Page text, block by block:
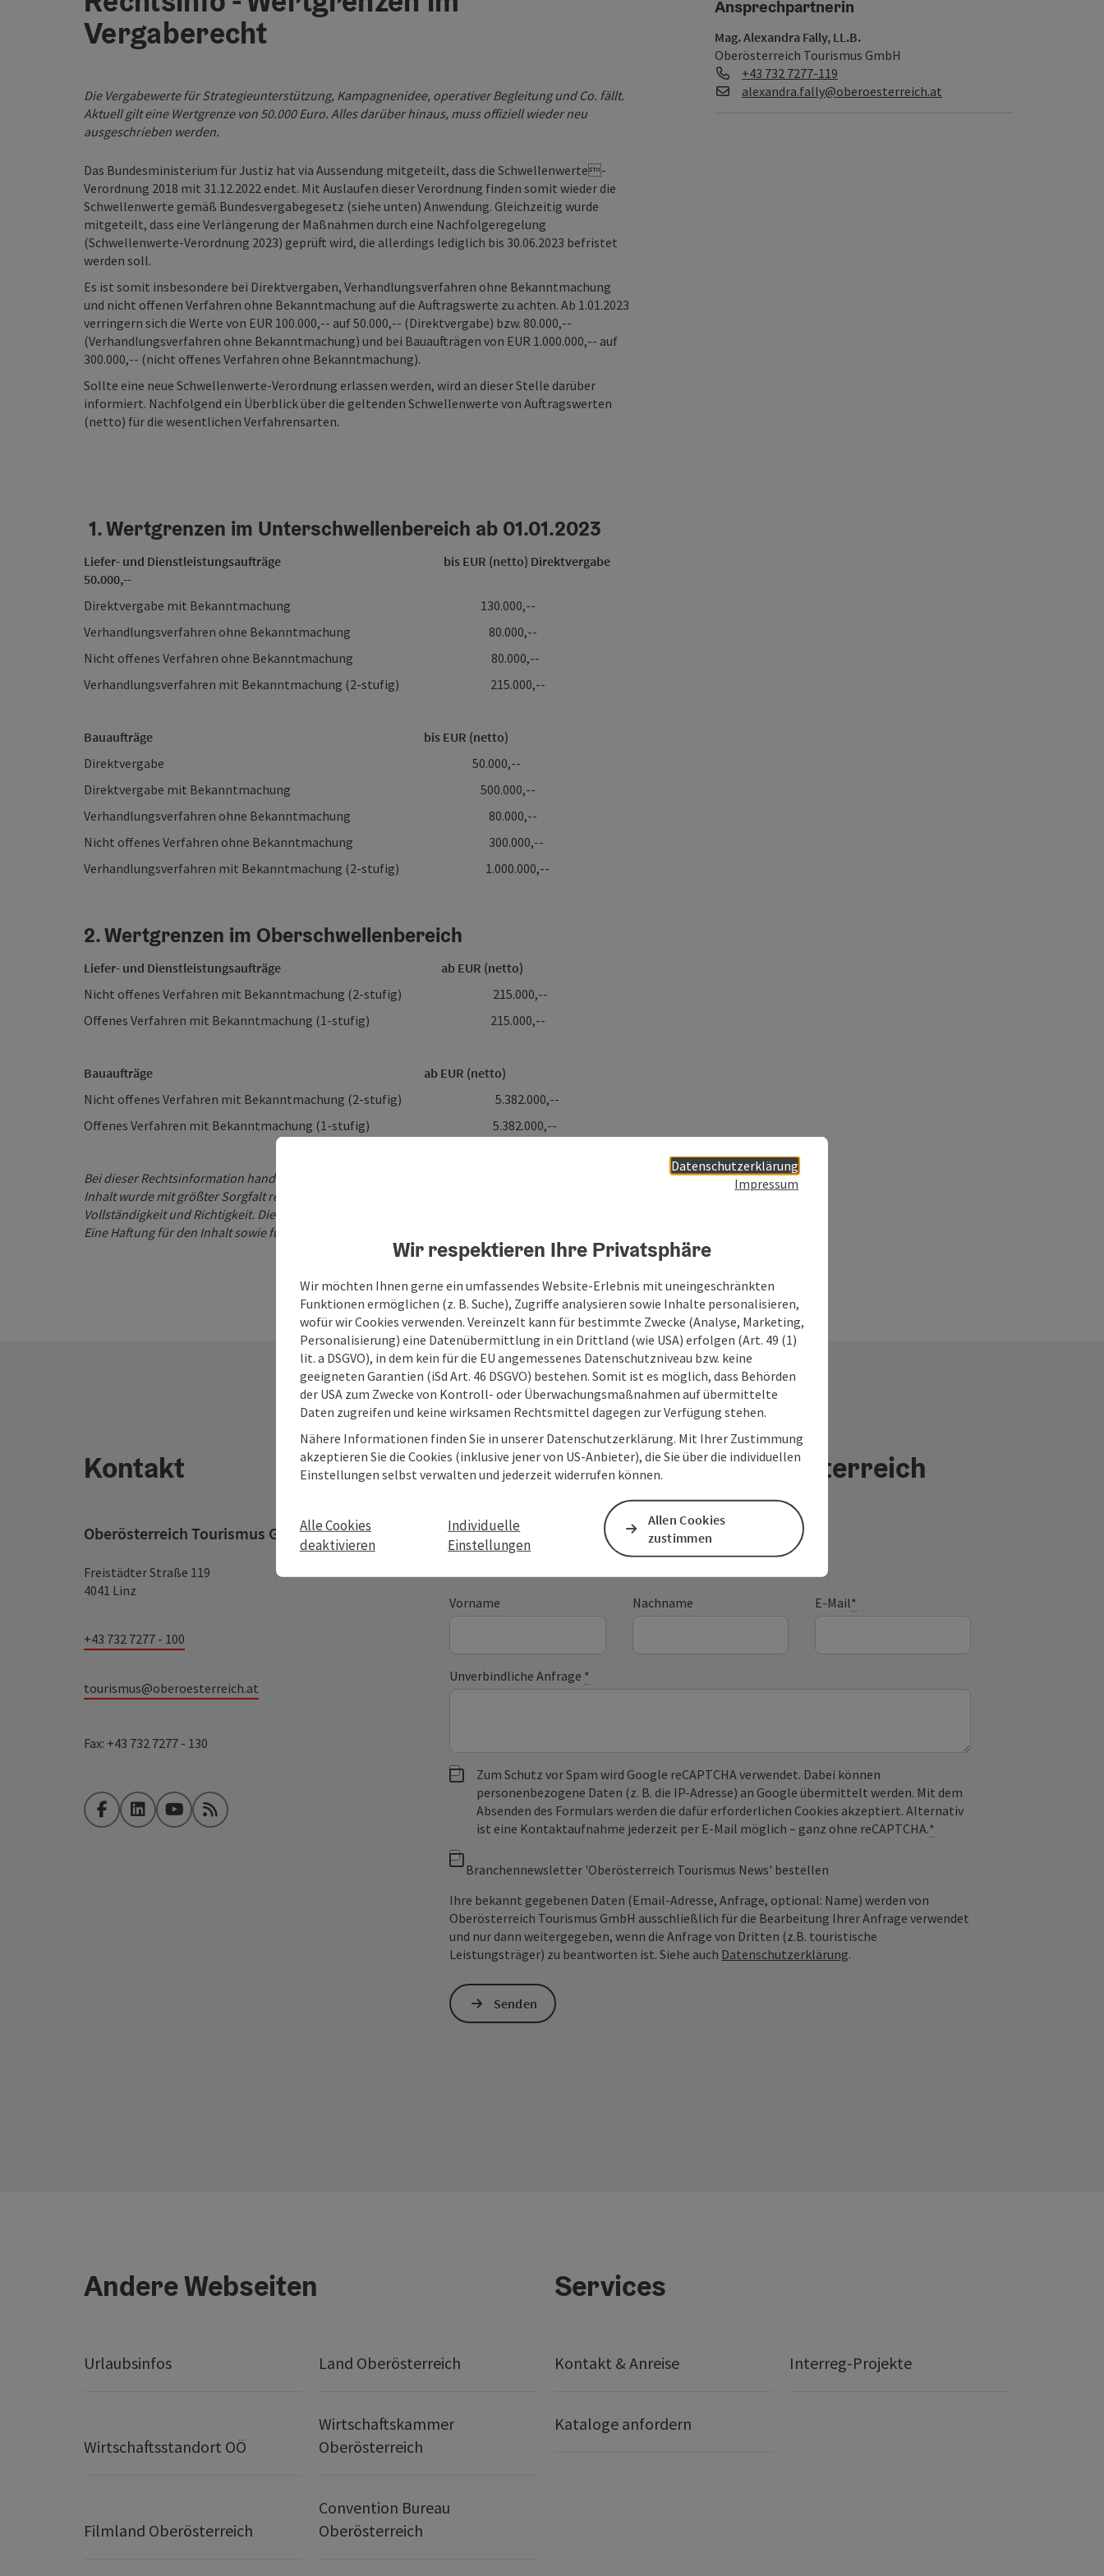
Vergaberecht
Die Vergabewerte für Strategieunterstützung, Kampagnenidee, operativer Begleitung und Co. fällt.
Aktuell gilt eine Wertgrenze von 50.000 Euro. Alles darüber hinaus, muss offiziell wieder neu
ausgeschrieben werden.
Das Bundesministerium für Justiz hat via Aussendung mitgeteilt, dass die Schwellenwerte-
Verordnung 2018 mit 31.12.2022 endet. Mit Auslaufen dieser Verordnung finden somit wieder die
Schwellenwerte gemäß Bundesvergabegesetz (siehe unten) Anwendung. Gleichzeitig wurde
mitgeteilt, dass eine Verlängerung der Maßnahmen durch eine Nachfolgeregelung
(Schwellenwerte-Verordnung 2023) geprüft wird, die allerdings lediglich bis 30.06.2023 befristet
werden soll.
Es ist somit insbesondere bei Direktvergaben, Verhandlungsverfahren ohne Bekanntmachung
und nicht offenen Verfahren ohne Bekanntmachung auf die Auftragswerte zu achten. Ab 1.01.2023
verringern sich die Werte von EUR 100.000,-- auf 50.000,-- (Direktvergabe) bzw. 80.000,--
(Verhandlungsverfahren ohne Bekanntmachung) und bei Bauaufträgen von EUR 1.000.000,-- auf
300.000,-- (nicht offenes Verfahren ohne Bekanntmachung).
Sollte eine neue Schwellenwerte-Verordnung erlassen werden, wird an dieser Stelle darüber
informiert. Nachfolgend ein Überblick über die geltenden Schwellenwerte von Auftragswerten
(netto) für die wesentlichen Verfahrensarten.
1. Wertgrenzen im Unterschwellenbereich ab 01.01.2023
Liefer- und Dienstleistungsaufträge bis EUR (netto) Direktvergabe
50.000,--
Direktvergabe mit Bekanntmachung 130.000,--
Verhandlungsverfahren ohne Bekanntmachung 80.000,--
Nicht offenes Verfahren ohne Bekanntmachung 80.000,--
Verhandlungsverfahren mit Bekanntmachung (2-stufig) 215.000,--
Bauaufträge bis EUR (netto)
Direktvergabe 50.000,--
Direktvergabe mit Bekanntmachung 500.000,--
Verhandlungsverfahren ohne Bekanntmachung 80.000,--
Nicht offenes Verfahren ohne Bekanntmachung 300.000,--
Verhandlungsverfahren mit Bekanntmachung (2-stufig) 1.000.000,--
2. Wertgrenzen im Oberschwellenbereich
Liefer- und Dienstleistungsaufträge ab EUR (netto)
Nicht offenes Verfahren mit Bekanntmachung (2-stufig) 215.000,--
Offenes Verfahren mit Bekanntmachung (1-stufig) 215.000,--
Bauaufträge ab EUR (netto)
Nicht offenes Verfahren mit Bekanntmachung (2-stufig) 5.382.000,--
Offenes Verfahren mit Bekanntmachung (1-stufig) 5.382.000,--
Bei dieser Rechtsinformation handelt es sich um eine unverbindliche Information im Überblick. Der
Inhalt wurde mit größter Sorgfalt recherchiert und ausgearbeitet und erhebt keinen Anspruch auf
Vollständigkeit und Richtigkeit. Die Information kann jederzeit abgeändert und aktualisiert werden.
Eine Haftung für den Inhalt sowie für weiterführende Links ist ausdrücklich ausgeschlossen
Ansprechpartnerin
Mag. Alexandra Fally, LL.B.
Oberösterreich Tourismus GmbH
Telefon
+43 732 7277-119
E-Mail
alexandra.fally@oberoesterreich.at
Kontakt
Oberösterreich Tourismus GmbH
Freistädter Straße 119
4041 Linz
+43 732 7277 - 100
tourismus@oberoesterreich.at
Fax: +43 732 7277 - 130
FacebookLinkedInYouTubeRSS-Feed
Ihre Nachricht an die Oberösterreich
Tourismus GmbH
Vorname Nachname E-Mail*
Unverbindliche Anfrage *
Zum Schutz vor Spam wird Google reCAPTCHA verwendet. Dabei können
personenbezogene Daten (z. B. die IP-Adresse) an Google übermittelt werden. Mit dem
Absenden des Formulars werden die dafür erforderlichen Cookies akzeptiert. Alternativ
ist eine Kontaktaufnahme jederzeit per E-Mail möglich – ganz ohne reCAPTCHA.*
Branchennewsletter 'Oberösterreich Tourismus News' bestellen
Ihre bekannt gegebenen Daten (Email-Adresse, Anfrage, optional: Name) werden von
Oberösterreich Tourismus GmbH ausschließlich für die Bearbeitung Ihrer Anfrage verwendet
und nur dann weitergegeben, wenn die Anfrage von Dritten (z.B. touristische
Leistungsträger) zu beantworten ist. Siehe auch Datenschutzerklärung.
Senden
Andere Webseiten
Urlaubsinfos Land Oberösterreich
Wirtschaftsstandort OÖ
Wirtschaftskammer
Oberösterreich
Filmland Oberösterreich
Convention Bureau
Oberösterreich
Services
Kontakt & Anreise Interreg-Projekte
Kataloge anfordern
Datenschutzerklärung
Impressum
Wir respektieren Ihre Privatsphäre
Wir möchten Ihnen gerne ein umfassendes Website-Erlebnis mit uneingeschränkten
Funktionen ermöglichen (z. B. Suche), Zugriffe analysieren sowie Inhalte personalisieren,
wofür wir Cookies verwenden. Vereinzelt kann für bestimmte Zwecke (Analyse, Marketing,
Personalisierung) eine Datenübermittlung in ein Drittland (wie USA) erfolgen (Art. 49 (1)
lit. a DSGVO), in dem kein für die EU angemessenes Datenschutzniveau bzw. keine
geeigneten Garantien (iSd Art. 46 DSGVO) bestehen. Somit ist es möglich, dass Behörden
der USA zum Zwecke von Kontroll- oder Überwachungsmaßnahmen auf übermittelte
Daten zugreifen und keine wirksamen Rechtsmittel dagegen zur Verfügung stehen.
Nähere Informationen finden Sie in unserer Datenschutzerklärung. Mit Ihrer Zustimmung
akzeptieren Sie die Cookies (inklusive jener von US-Anbieter), die Sie über die individuellen
Einstellungen selbst verwalten und jederzeit widerrufen können.
Alle Cookies
deaktivieren
Individuelle
Einstellungen
Allen Cookies
zustimmen